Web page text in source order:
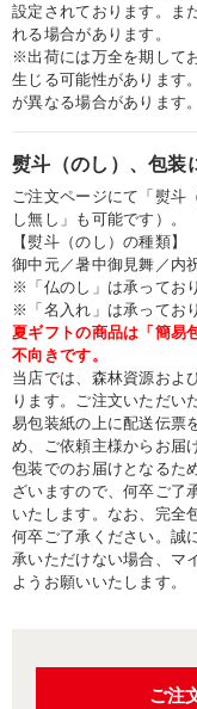
設定されております。ま
れる場合があります。
※出荷には万全を期して
生じる可能性があります
が異なる場合があります。
熨斗（のし）、包装
ご注文ページにて「熨斗
し無し」も可能です）。
【熨斗（のし）の種類】
御中元／暑中御見舞／内
※「仏のし」は承ってお
※「名入れ」は承ってお
夏ギフトの商品は「簡易
不向きです。
当店では、森林資源およ
ります。ご注文いただい
易包装紙の上に配送伝票
め、ご依頼主様からお届
包装でのお届けとなるた
ざいますので、何卒ご了
いたします。なお、完全
何卒ご了承ください。誠
承いただけない場合、マ
ようお願いいたします。
ご注